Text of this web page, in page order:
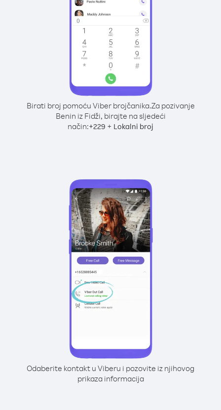
Birati broj pomoću Viber brojčanika.Za pozivanje
Benin iz Fidži, birajte na sljedeći
način:+229 + Lokalni broj
Odaberite kontakt u Viberu i pozovite iz njihovog
prikaza informacija